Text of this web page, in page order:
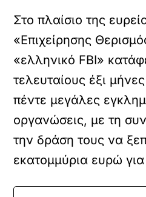
Στο πλαίσιο της
«Επιχείρησης
«ελληνικό FBI»
τελευταίους έξι
πέντε μεγάλες
οργανώσεις, με τη
την δράση τους να
εκατομμύρια ευρώ